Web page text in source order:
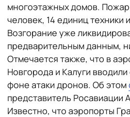
многоэтажных домов.
человек, 14 единиц техники
Возгорание уже
предварительным данным,
Отмечается также, что в
Новгорода и Калуги
фоне атаки дронов. Об этом
представитель Росавиации
Известно, что аэропорты